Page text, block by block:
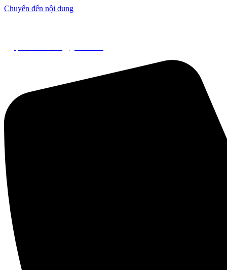
Chuyển đến nội dung